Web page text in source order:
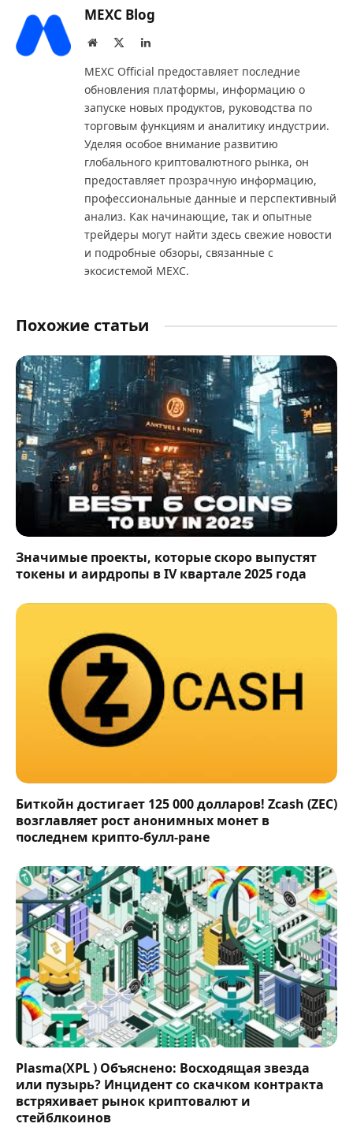
MEXC Blog
Website LinkedIn
MEXC Official предоставляет последние
обновления платформы, информацию о
запуске новых продуктов, руководства по
торговым функциям и аналитику индустрии.
Уделяя особое внимание развитию
глобального криптовалютного рынка, он
предоставляет прозрачную информацию,
профессиональные данные и перспективный
анализ. Как начинающие, так и опытные
трейдеры могут найти здесь свежие новости
и подробные обзоры, связанные с
экосистемой MEXC.
Похожие статьи
Значимые проекты, которые скоро выпустят
токены и аирдропы в IV квартале 2025 года
Биткойн достигает 125 000 долларов! Zcash (ZEC)
возглавляет рост анонимных монет в
последнем крипто-булл-ране
Plasma(XPL ) Объяснено: Восходящая звезда
или пузырь? Инцидент со скачком контракта
встряхивает рынок криптовалют и
стейблкоинов